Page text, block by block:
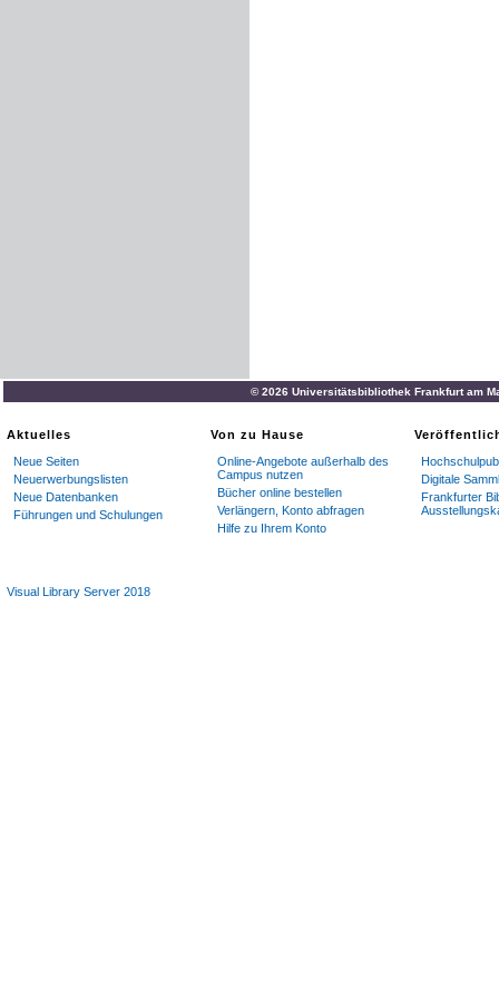
© 2026 Universitätsbibliothek Frankfurt am
Aktuelles
Neue Seiten
Neuerwerbungslisten
Neue Datenbanken
Führungen und Schulungen
Von zu Hause
Online-Angebote außerhalb des
Campus nutzen
Bücher online bestellen
Verlängern, Konto abfragen
Hilfe zu Ihrem Konto
Digitale
Frankfurter
Visual Library Server 2018